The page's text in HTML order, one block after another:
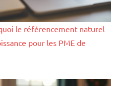
le référencement naturel
pour les PME de